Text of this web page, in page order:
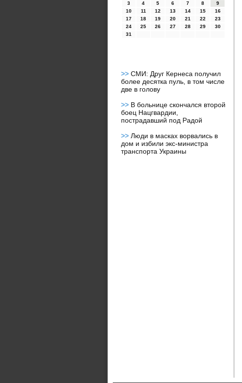
3
4 5 6 7 8
9
10
11 12 13 14 15
16
17
18 19 20 21 22
23
24
25 26 27 28 29
30
31
>> СМИ: Друг Кернеса получил
более десятка пуль, в том числе
две в голову
>> В больнице скончался второй
боец Нацгвардии,
пострадавший под Радой
>> Люди в масках ворвались в
дом и избили экс-министра
транспорта Украины